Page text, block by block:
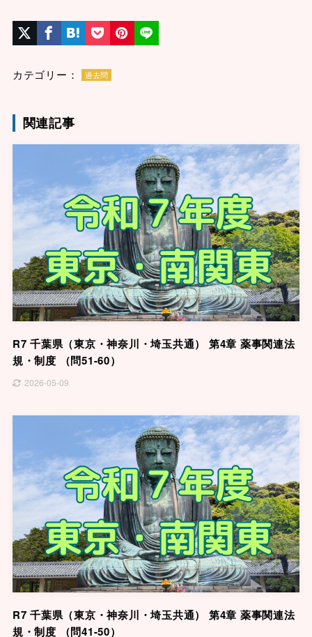
カテゴリー： 過去問
関連記事
R7 千葉県（東京・神奈川・埼玉共通） 第4章 薬事関連法
規・制度 （問51-60）
2026-05-09
R7 千葉県（東京・神奈川・埼玉共通） 第4章 薬事関連法
規・制度 （問41-50）